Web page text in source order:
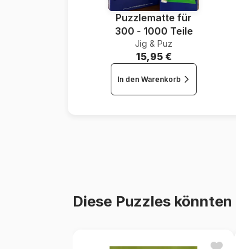
Puzzlematte für
300 - 1000 Teile
Jig & Puz
15,95 €
In den Warenkorb
Diese Puzzles